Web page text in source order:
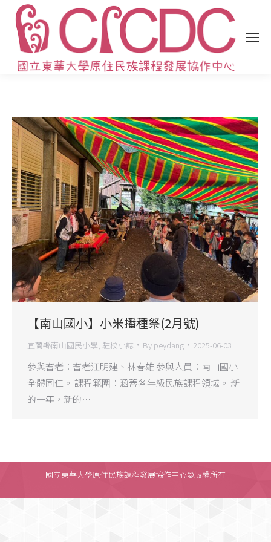
【南山國小】小米播種祭(2月號)
宜蘭縣南山國民小學, 駐校小誌 By peydang 2025-06-03
參與耆老：耆老江明建、林春雄 參與人員：南山國小
全體同仁。 課程範圍：涵蓋各年級民族課程領域。 新
的一年，新的…
國立東華大學原住民族課程發展協作中心©版權所有